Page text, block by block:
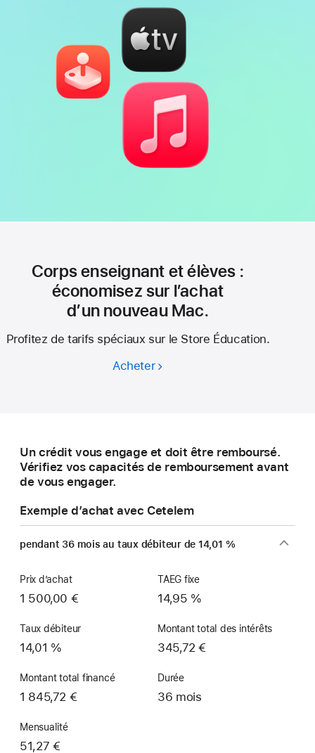
Corps enseignant et élèves :
économisez sur l’achat
d’un nouveau Mac.
Profitez de tarifs spéciaux sur le Store Éducation.
AcheterCorps
d’un nouveau Mac.
Un crédit vous engage et doit être remboursé.
Vérifiez vos capacités de remboursement avant
de vous engager.
Exemple d’achat avec Cetelem
pendant 36 mois au taux débiteur de 14,01 %
Prix d’achat
1 500,00 €
TAEG fixe
14,95 %
Taux débiteur
14,01 %
Montant total des intérêts
345,72 €
Montant total financé
1 845,72 €
Durée
36 mois
Mensualité
51,27 €